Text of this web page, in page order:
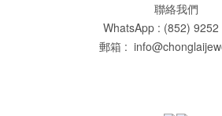
聯絡我們
WhatsApp : (852) 9252
郵箱 :